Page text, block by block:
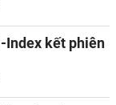
Index kết phiên